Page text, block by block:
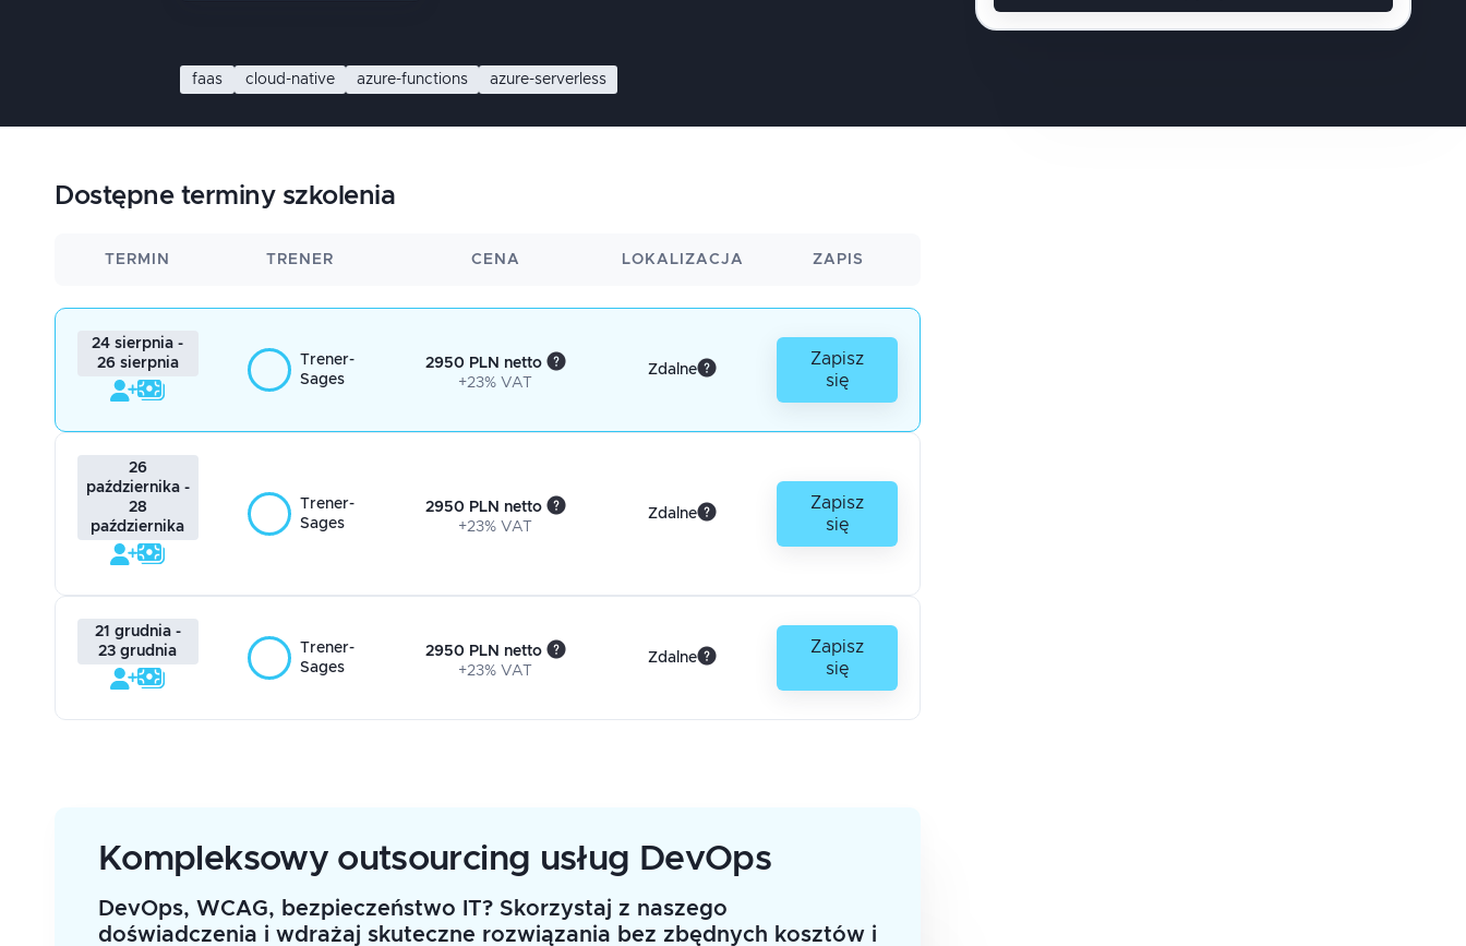
faas cloud-native azure-functions azure-serverless
Dostępne terminy szkolenia
TERMIN TRENER CENA LOKALIZACJA ZAPIS
24 sierpnia -
26 sierpnia
Trener-
Sages
2950 PLN netto
+23% VAT
Zdalne
Zapisz
się
26
października -
28
października
Trener-
Sages
2950 PLN netto
+23% VAT
Zdalne
Zapisz
się
21 grudnia -
23 grudnia
Trener-
Sages
2950 PLN netto
+23% VAT
Zdalne
Zapisz
się
Kompleksowy outsourcing usług DevOps
DevOps, WCAG, bezpieczeństwo IT? Skorzystaj z naszego
doświadczenia i wdrażaj skuteczne rozwiązania bez zbędnych kosztów i